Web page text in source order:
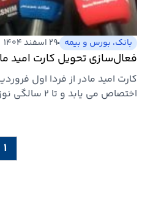
بانک، بورس و بیمه ۲۹ اسفند ۱۴۰۴
فعال‌سازی تحویل کارت امید
اختصاص می یابد و تا ۲ سالگی نوزاد شارژ می‌شود.
۱